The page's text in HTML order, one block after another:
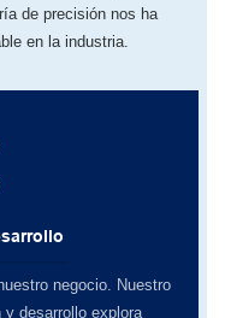
de precisión nos ha
en la industria.
negocio. Nuestro
desarrollo explora